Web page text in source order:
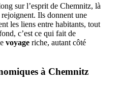
sur l’esprit de Chemnitz, là
Ils donnent une
les liens entre habitants, tout
c’est ce qui fait de
voyage riche, autant côté
à Chemnitz